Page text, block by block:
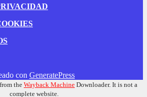
con GeneratePress
the Wayback Machine Downloader. It is not a
complete website.